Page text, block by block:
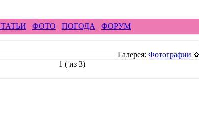
ФОТО ПОГОДА ФОРУМ
Галерея: Фотографии
1 ( из 3)